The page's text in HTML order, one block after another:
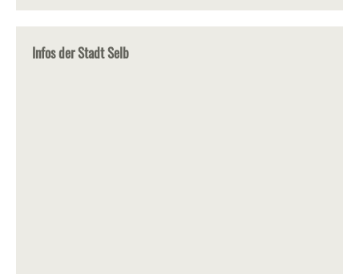
Infos der Stadt Selb